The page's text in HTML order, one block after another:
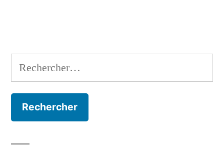
Rechercher :